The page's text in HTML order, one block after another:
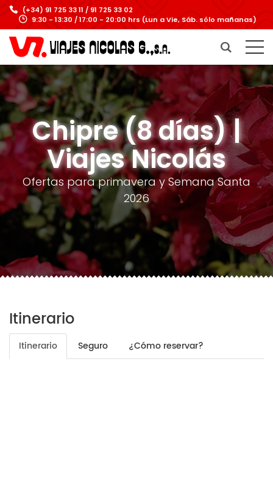
(+34) 91 725 33 11 / 91 725 33 02
9:30 - 13:30 / 17:00 - 20:00 hrs (Lun a Vie, Sáb. sólo mañanas)
Chipre (8 días) |
Viajes Nicolás
Ofertas para primavera y Semana Santa
2026
Itinerario
Itinerario Seguro ¿Cómo reservar?